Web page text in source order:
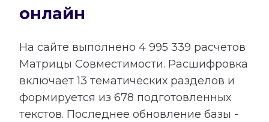
онлайн
На сайте выполнено 4 995 339 расчетов
Матрицы Совместимости. Расшифровка
включает13 тематических разделов и
формируется из 678 подготовленных
текстов. Последнее обновление базы -